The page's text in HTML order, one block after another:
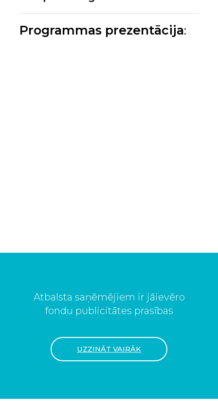
Programmas prezentācija:
Atbalsta saņēmējiem ir jāievēro
fondu publicitātes prasības
UZZINĀT VAIRĀK